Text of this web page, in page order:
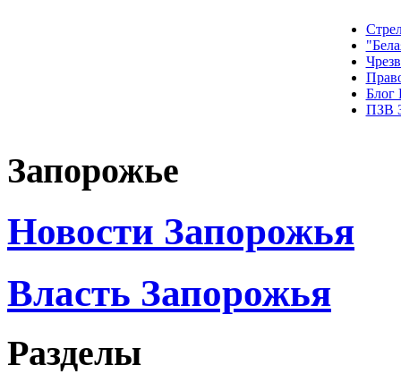
Блог
ПЗВ
Запорожье
Новости Запорожья
Власть Запорожья
Разделы